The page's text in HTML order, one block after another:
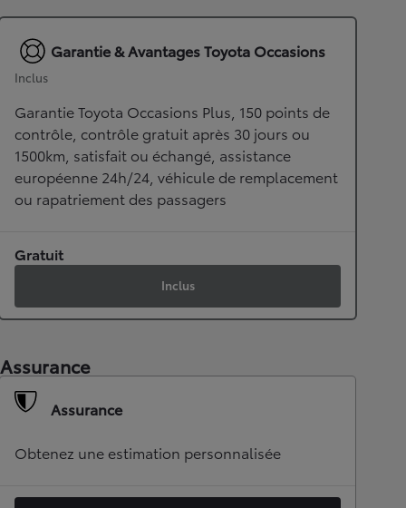
Garantie & Avantages Toyota Occasions
Inclus
Garantie Toyota Occasions Plus, 150 points de
contrôle, contrôle gratuit après 30 jours ou
1500km, satisfait ou échangé, assistance
européenne 24h/24, véhicule de remplacement
ou rapatriement des passagers
Gratuit
Inclus
Assurance
Assurance
Obtenez une estimation personnalisée